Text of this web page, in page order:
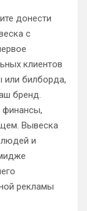
донести
с
клиентов
или билборда,
бренд.
финансы,
Вывеска
и
рекламы